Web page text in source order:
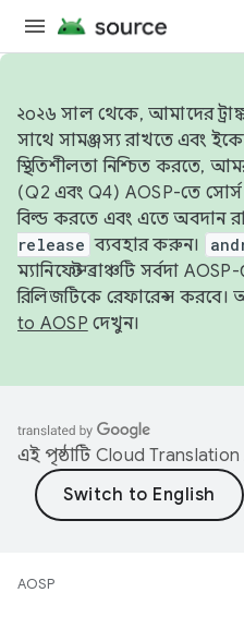
২০২৬ সাল থেকে, আমাদের
সাথে সামঞ্জস্য রাখতে এবং
স্থিতিশীলতা নিশ্চিত করতে,
(Q2 এবং Q4) AOSP-তে
বিল্ড করতে এবং এতে অবদান
release ব্যবহার করুন।
ম্যানিফেস্ট ব্রাঞ্চটি সর্বদা
রিলিজটিকে রেফারেন্স
to AOSP দেখুন।
এই পৃষ্ঠাটি Cloud Translation
AOSP